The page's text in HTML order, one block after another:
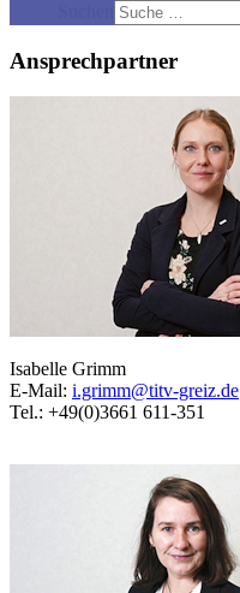
Ansprechpartner
Isabelle Grimm
E-Mail: i.grimm@titv-greiz.de
Tel.: +49(0)3661 611-351